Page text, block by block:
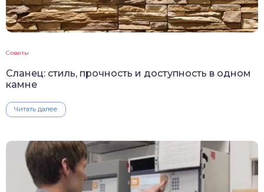
Советы
Сланец: стиль, прочность и доступность в одном
камне
Читать далее